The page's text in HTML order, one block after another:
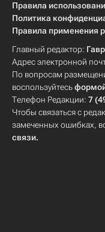
Правила
Политика
Правила применения
Главный редактор:
Адрес электронной
По вопросам
воспользуйтесь
Телефон Редакции: 7
Чтобы связаться с
замеченных ошибках,
связи.